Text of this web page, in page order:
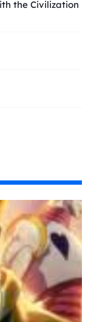
the Civilization